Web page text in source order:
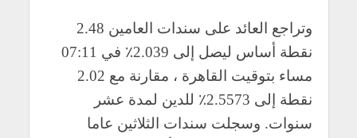
وتراجع العائد على سندات العامين 2.48
نقطة أساس ليصل إلى 2.039٪ في 07:11
مساء بتوقيت القاهرة ، مقارنة مع 2.02
نقطة إلى 2.5573٪ للدين لمدة عشر
سنوات. وسجلت سندات الثلاثين عاما